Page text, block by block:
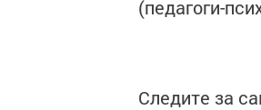
(педагоги-
Следите за